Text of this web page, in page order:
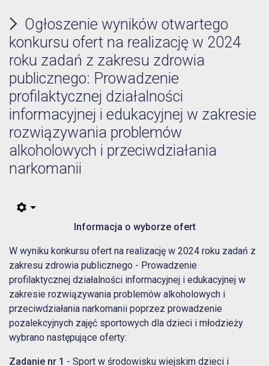
Ogłoszenie wyników otwartego
konkursu ofert na realizację w 2024
roku zadań z zakresu zdrowia
publicznego: Prowadzenie
profilaktycznej działalności
informacyjnej i edukacyjnej w zakresie
rozwiązywania problemów
alkoholowych i przeciwdziałania
narkomanii
Informacja o wyborze ofert
W wyniku konkursu ofert na realizację w 2024 roku zadań z
zakresu zdrowia publicznego - Prowadzenie
profilaktycznej działalności informacyjnej i edukacyjnej w
zakresie rozwiązywania problemów alkoholowych i
przeciwdziałania narkomanii poprzez prowadzenie
pozalekcyjnych zajęć sportowych dla dzieci i młodzieży
wybrano następujące oferty:
Zadanie nr 1 - Sport w środowisku wiejskim dzieci i